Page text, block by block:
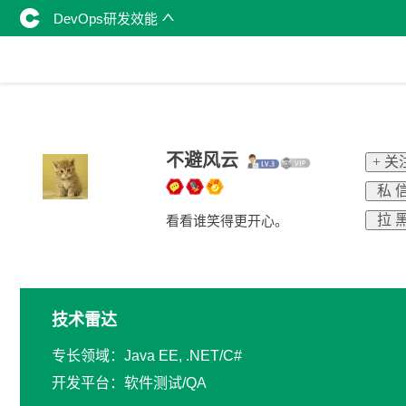
DevOps研发效能
不避风云
看看谁笑得更开心。
+ 关
私
拉
技术雷达
专长领域：Java EE, .NET/C#
开发平台：软件测试/QA